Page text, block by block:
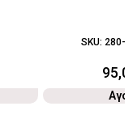
SKU: 280-